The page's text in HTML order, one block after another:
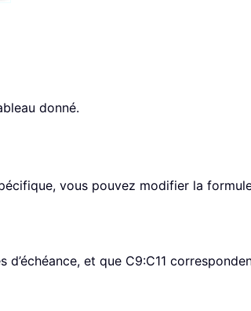
donné.
vous pouvez modifier la
d’échéance, et que C9:C11